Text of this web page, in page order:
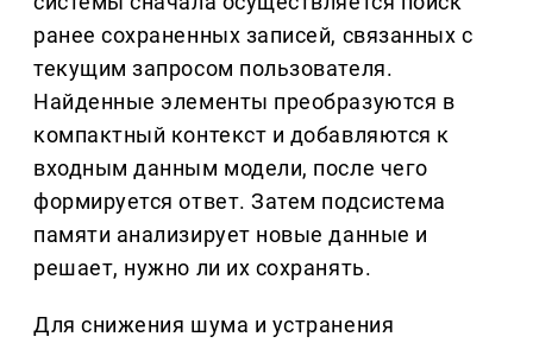
ранее сохраненных записей, связанных с
текущим запросом пользователя.
Найденные элементы преобразуются в
компактный контекст и добавляются к
входным данным модели, после чего
формируется ответ. Затем подсистема
памяти анализирует новые данные и
решает, нужно ли их сохранять.
Для снижения шума и устранения